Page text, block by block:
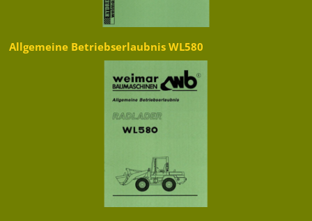
Allgemeine Betriebserlaubnis WL580